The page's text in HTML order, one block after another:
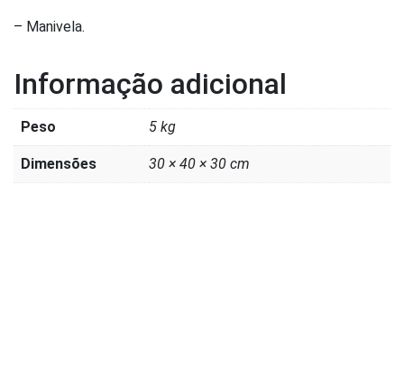
– Manivela.
Informação adicional
Peso 5 kg
Dimensões 30 × 40 × 30 cm